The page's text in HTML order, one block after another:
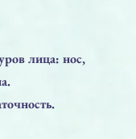
лица: нос,